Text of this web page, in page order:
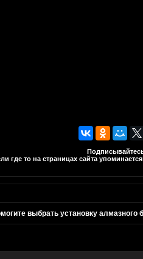
где то на страницах сайта
выбрать установку алмазного